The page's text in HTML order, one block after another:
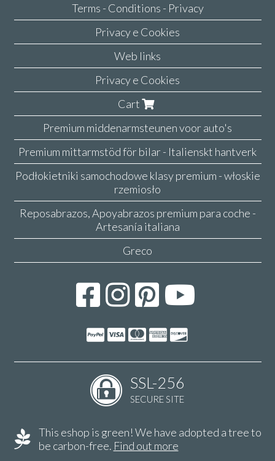
Terms - Conditions - Privacy
Privacy e Cookies
Web links
Privacy e Cookies
Cart
Premium middenarmsteunen voor auto's
Premium mittarmstöd för bilar - Italienskt hantverk
Podłokietniki samochodowe klasy premium - włoskie
rzemiosło
Reposabrazos, Apoyabrazos premium para coche -
Artesanía italiana
Greco
SSL-256
SECURE SITE
This eshop is green! We have adopted a tree to
be carbon-free. Find out more